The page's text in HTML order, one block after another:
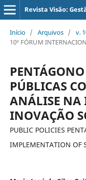
Revista Visão:
Início / Arquivos / v.
10º FÓRUM
PÚBLICAS
ANÁLISE NA
INOVAÇÃO
PUBLIC POLICIES
IMPLEMENTATION OF